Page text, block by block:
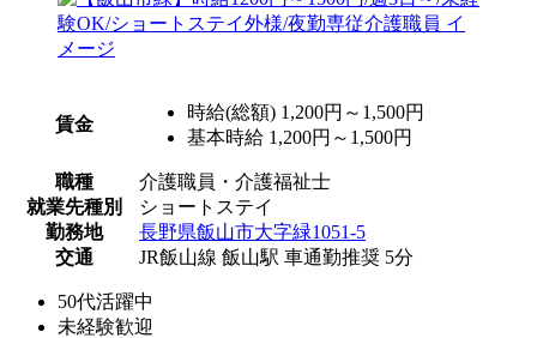
賃金
時給(総額) 1,200円～1,500円
基本時給 1,200円～1,500円
職種
介護職員・介護福祉士
就業先種別
ショートステイ
勤務地
長野県飯山市大字緑1051-5
交通
JR飯山線 飯山駅 車通勤推奨 5分
50代活躍中
未経験歓迎